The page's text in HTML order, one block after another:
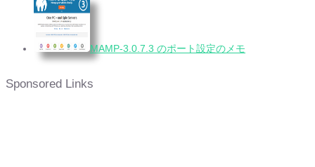
MAMP-3.0.7.3 のポート設定のメモ
Sponsored Links